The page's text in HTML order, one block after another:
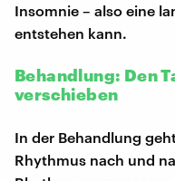
Insomnie – also eine
entstehen kann.
Behandlung: Den
verschieben
In der Behandlung
Rhythmus nach und